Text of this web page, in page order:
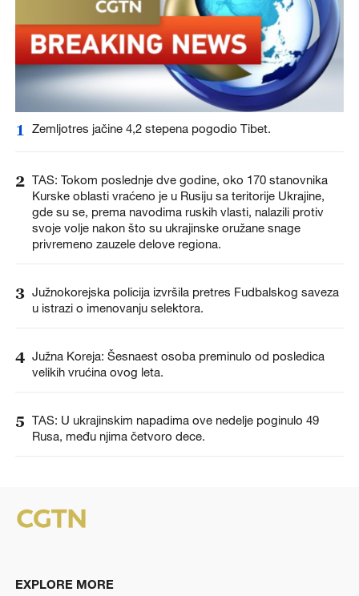
1 Zemljotres jačine 4,2 stepena pogodio Tibet.
2 TAS: Tokom poslednje dve godine, oko 170 stanovnika
Kurske oblasti vraćeno je u Rusiju sa teritorije Ukrajine,
gde su se, prema navodima ruskih vlasti, nalazili protiv
svoje volje nakon što su ukrajinske oružane snage
privremeno zauzele delove regiona.
3 Južnokorejska policija izvršila pretres Fudbalskog saveza
u istrazi o imenovanju selektora.
4 Južna Koreja: Šesnaest osoba preminulo od posledica
velikih vrućina ovog leta.
5 TAS: U ukrajinskim napadima ove nedelje poginulo 49
Rusa, među njima četvoro dece.
EXPLORE MORE